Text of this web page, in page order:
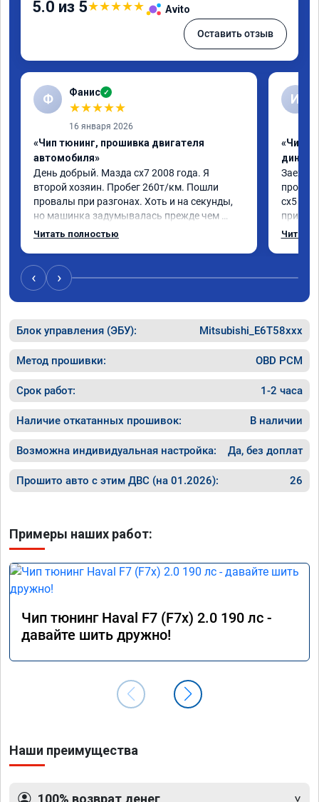
5.0 из 5★★★★★ Avito
Оставить отзыв
Ф Фанис ✓
★★★★★
16 января 2026
«Чип тюнинг, прошивка двигателя
автомобиля»
День добрый. Мазда сх7 2008 года. Я
второй хозяин. Пробег 260т/км. Пошли
провалы при разгонах. Хоть и на секунды,
но машинка задумывалась прежде чем
разогнаться. Года 4 назад удалял
людьми, решил всё таки сделать
перепрошивку. Увидел в авито ваше
объявление и решил обратиться к вам за
в работу. Знают своё дело. По времени 1,5
часа длилась процедура. Цена конечно
отличается от заявленной. Но результатом
я доволен. Машинка не едет, а летит прям.
Парням благодарность!!!!
Читать полностью
И
«Чип
Заехал
сх5
педаль
вреда
Читать
‹ ›
Блок управления (ЭБУ): Mitsubishi_E6T58xxx
Метод прошивки: OBD PCM
Срок работ: 1-2 часа
Наличие откатанных прошивок: В наличии
Возможна индивидуальная настройка: Да, без доплат
Прошито авто с этим ДВС (на 01.2026): 26
Примеры наших работ:
Чип тюнинг Haval F7 (F7x) 2.0 190 лс -
давайте шить дружно!
Наши преимущества
100% возврат денег